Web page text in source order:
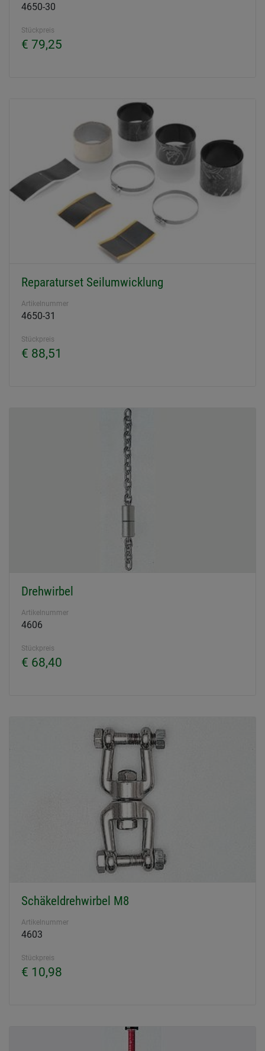
4650-30
Stückpreis
€ 79,25
Reparaturset Seilumwicklung
Artikelnummer
4650-31
Stückpreis
€ 88,51
Drehwirbel
Artikelnummer
4606
Stückpreis
€ 68,40
Schäkeldrehwirbel M8
Artikelnummer
4603
Stückpreis
€ 10,98